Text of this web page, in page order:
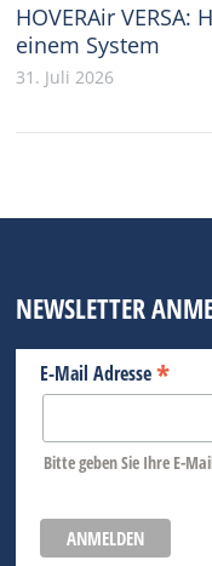
HOVERAir
einem System
31. Juli 2026
NEWSLETTER
E-Mail Adresse*
Bitte geben Sie Ihre E-